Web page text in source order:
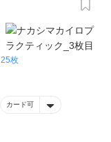
25枚
カード可